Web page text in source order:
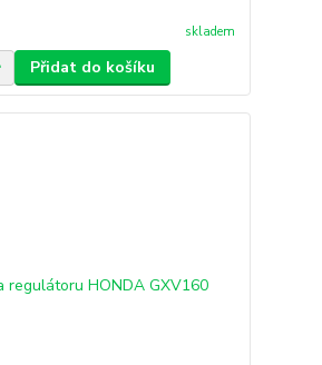
skladem
Přidat do košíku